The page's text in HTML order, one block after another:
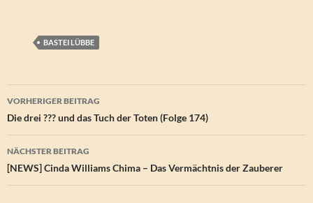
BASTEI LÜBBE
Beitragsnavigation
VORHERIGER BEITRAG
Die drei ??? und das Tuch der Toten (Folge 174)
NÄCHSTER BEITRAG
[NEWS] Cinda Williams Chima – Das Vermächtnis der Zauberer